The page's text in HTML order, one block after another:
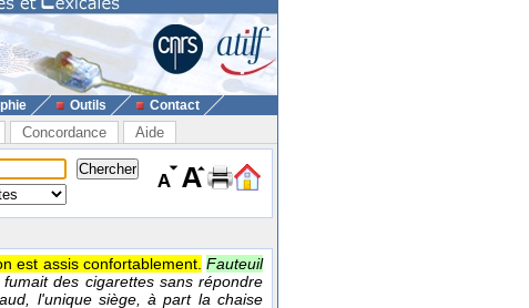
Outils Contact
Concordance Aide
est assis confortablement. Fauteuil
des cigarettes sans répondre
l'unique siège, à part la chaise